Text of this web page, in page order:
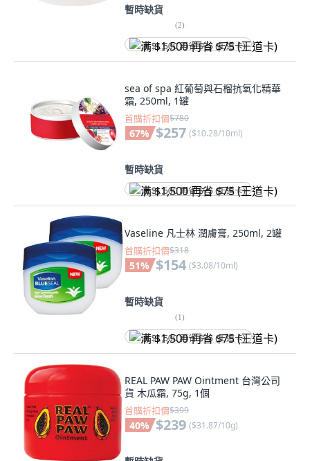
暫時缺貨
(2)
满 $1,500 再省 $75 (王道卡)
sea of spa 紅葡萄與石榴抗氧化精華
霜, 250ml, 1罐
首購折扣價$780
67% $257 ($10.28/10ml)
暫時缺貨
满 $1,500 再省 $75 (王道卡)
Vaseline 凡士林 潤膚膏, 250ml, 2罐
首購折扣價$318
51% $154 ($3.08/10ml)
暫時缺貨
(1)
满 $1,500 再省 $75 (王道卡)
REAL PAW PAW Ointment 台灣公司
貨 木瓜霜, 75g, 1個
首購折扣價$399
40% $239 ($31.87/10g)